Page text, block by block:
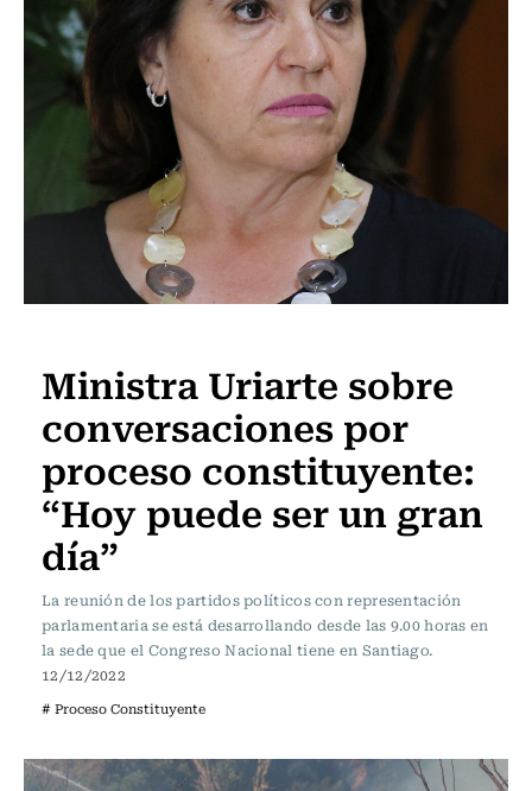
Ministra Uriarte sobre
conversaciones por
proceso constituyente:
“Hoy puede ser un gran
día”
La reunión de los partidos políticos con representación
parlamentaria se está desarrollando desde las 9.00 horas en
la sede que el Congreso Nacional tiene en Santiago.
12/12/2022
# Proceso Constituyente